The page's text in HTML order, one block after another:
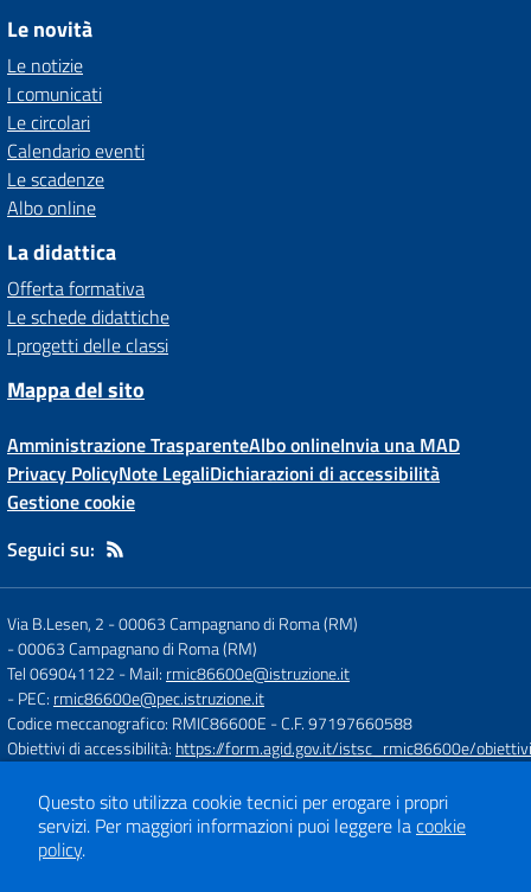
Le novità
Le notizie
I comunicati
Le circolari
Calendario eventi
Le scadenze
Albo online
La didattica
Offerta formativa
Le schede didattiche
I progetti delle classi
Mappa del sito
Amministrazione TrasparenteAlbo onlineInvia una MAD
Privacy PolicyNote LegaliDichiarazioni di accessibilità
Gestione cookie
Seguici su:
Via B.Lesen, 2 - 00063 Campagnano di Roma (RM)
-00063 Campagnano di Roma (RM)
Tel 069041122 - Mail: rmic86600e@istruzione.it
- PEC: rmic86600e@pec.istruzione.it
Codice meccanografico: RMIC86600E - C.F. 97197660588
Obiettivi di accessibilità: https://form.agid.gov.it/istsc_rmic86600e/obiettivi
Concept & Design by
Designers Italia
Sito web realizzato con CMS
Questo sito utilizza cookie tecnici per erogare i propri
servizi. Per maggiori informazioni puoi leggere lacookie
policy.